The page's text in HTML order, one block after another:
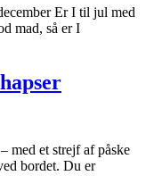
Er I til jul med
mad, så er I
med et strejf af påske
bordet. Du er